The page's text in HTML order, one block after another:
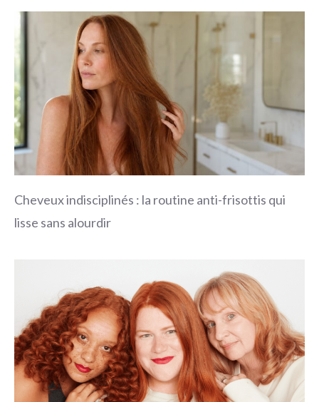
Cheveux indisciplinés : la routine anti-frisottis qui
lisse sans alourdir